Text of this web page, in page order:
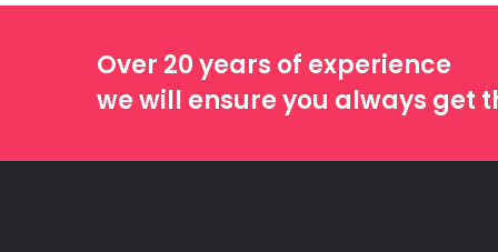
Over 20 years of experience
we will ensure you always get